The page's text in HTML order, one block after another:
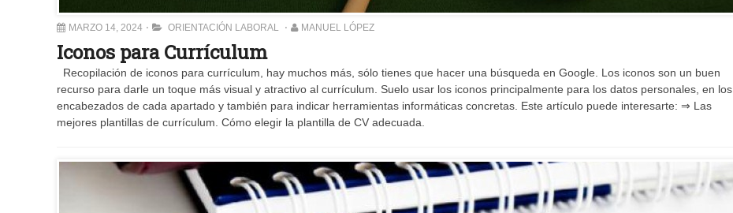
MARZO 14, 2024 ORIENTACIÓN LABORAL MANUEL LÓPEZ
Iconos para Currículum
Recopilación de iconos para currículum, hay muchos más, sólo tienes que hacer una búsqueda en Google. Los iconos son un buen
recurso para darle un toque más visual y atractivo al currículum. Suelo usar los iconos principalmente para los datos personales, en los
encabezados de cada apartado y también para indicar herramientas informáticas concretas. Este artículo puede interesarte: ⇒ Las
mejores plantillas de currículum. Cómo elegir la plantilla de CV adecuada.